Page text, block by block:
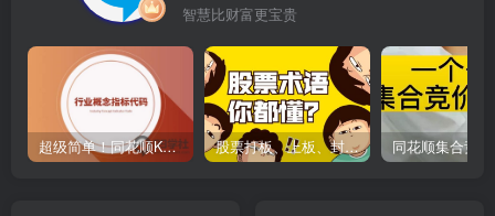
智慧比财富更宝贵
超级简单！同花顺K线界面显示行业概念指标代码图解 股票打板、上板、封板、翘板、炸板是什么意思？炒股你必须懂的暗语！